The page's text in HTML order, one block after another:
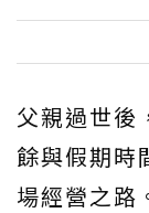
父親過世後
餘與假期時
場經營之路